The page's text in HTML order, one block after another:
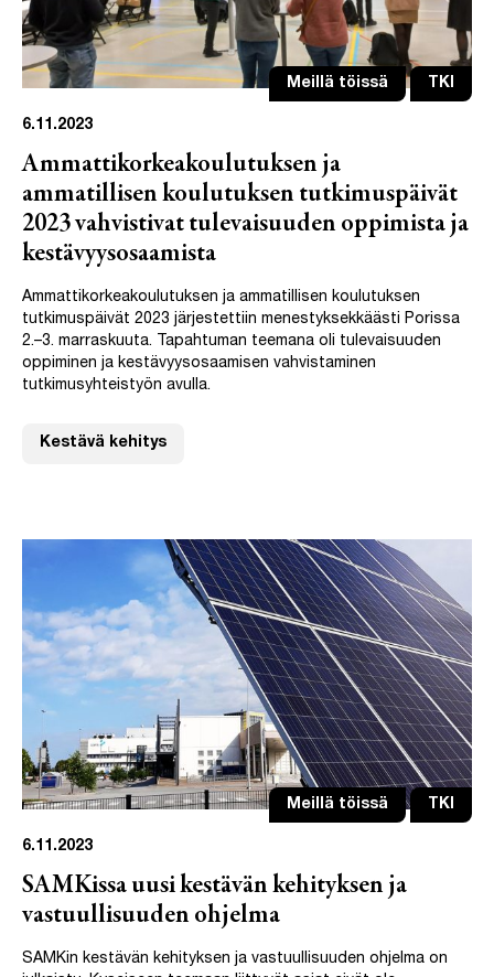
Meillä töissä TKI
6.11.2023
Ammattikorkeakoulutuksen ja
ammatillisen koulutuksen tutkimuspäivät
2023 vahvistivat tulevaisuuden oppimista ja
kestävyysosaamista
Ammattikorkeakoulutuksen ja ammatillisen koulutuksen
tutkimuspäivät 2023 järjestettiin menestyksekkäästi Porissa
2.–3. marraskuuta. Tapahtuman teemana oli tulevaisuuden
oppiminen ja kestävyysosaamisen vahvistaminen
tutkimusyhteistyön avulla.
Kestävä kehitys
Meillä töissä TKI
6.11.2023
SAMKissa uusi kestävän kehityksen ja
vastuullisuuden ohjelma
SAMKin kestävän kehityksen ja vastuullisuuden ohjelma on